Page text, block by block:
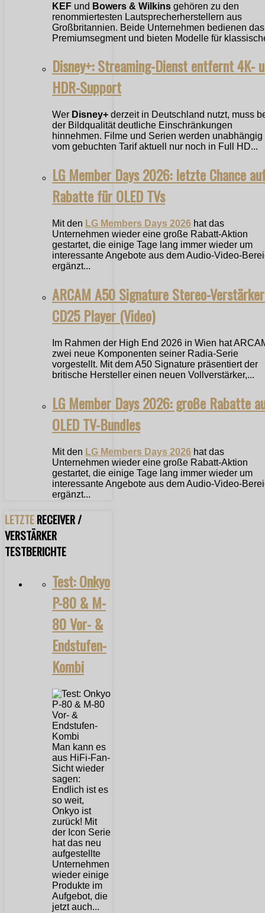
KEF und Bowers & Wilkins gehören zu den
renommiertesten Lautsprecherherstellern aus
Großbritannien. Beide Unternehmen bedienen das
Premiumsegment und bieten Modelle für
Disney+: Streaming-Dienst entfernt 4K-
HDR-Support
Wer Disney+ derzeit in Deutschland nutzt, muss
der Bildqualität deutliche Einschränkungen
hinnehmen. Filme und Serien werden unabhängig
vom gebuchten Tarif aktuell nur noch in Full HD...
LG Member Days 2026: letzte Chance
Rabatte für OLED TVs
Mit den LG Members Days 2026 hat das
Unternehmen wieder eine große Rabatt-Aktion
gestartet, die einige Tage lang immer wieder um
interessante Angebote aus dem Audio-Video-
ergänzt...
ARCAM A50 Signature Stereo-
CD25 Player (Video)
Im Rahmen der High End 2026 in Wien hat
zwei neue Komponenten seiner Radia-Serie
vorgestellt. Mit dem A50 Signature präsentiert der
britische Hersteller einen neuen Vollverstärker,...
LG Member Days 2026: große Rabatte
OLED TV-Bundles
Mit den LG Members Days 2026 hat das
Unternehmen wieder eine große Rabatt-Aktion
gestartet, die einige Tage lang immer wieder um
interessante Angebote aus dem Audio-Video-
ergänzt...
LETZTERECEIVER /
VERSTÄRKER
TESTBERICHTE
Test: Onkyo
P-80 & M-
80 Vor- &
Endstufen-
Kombi
Man kann es
aus HiFi-Fan-
Sicht wieder
sagen:
Endlich ist es
so weit,
Onkyo ist
zurück! Mit
der Icon Serie
hat das neu
aufgestellte
Unternehmen
wieder einige
Produkte im
Aufgebot, die
jetzt auch...